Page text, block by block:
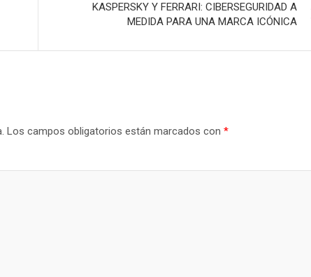
KASPERSKY Y FERRARI: CIBERSEGURIDAD A
MEDIDA PARA UNA MARCA ICÓNICA
Los campos obligatorios están marcados con *